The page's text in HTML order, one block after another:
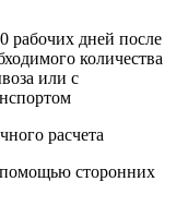
рабочих дней после
количества
или с
расчета
помощью сторонних